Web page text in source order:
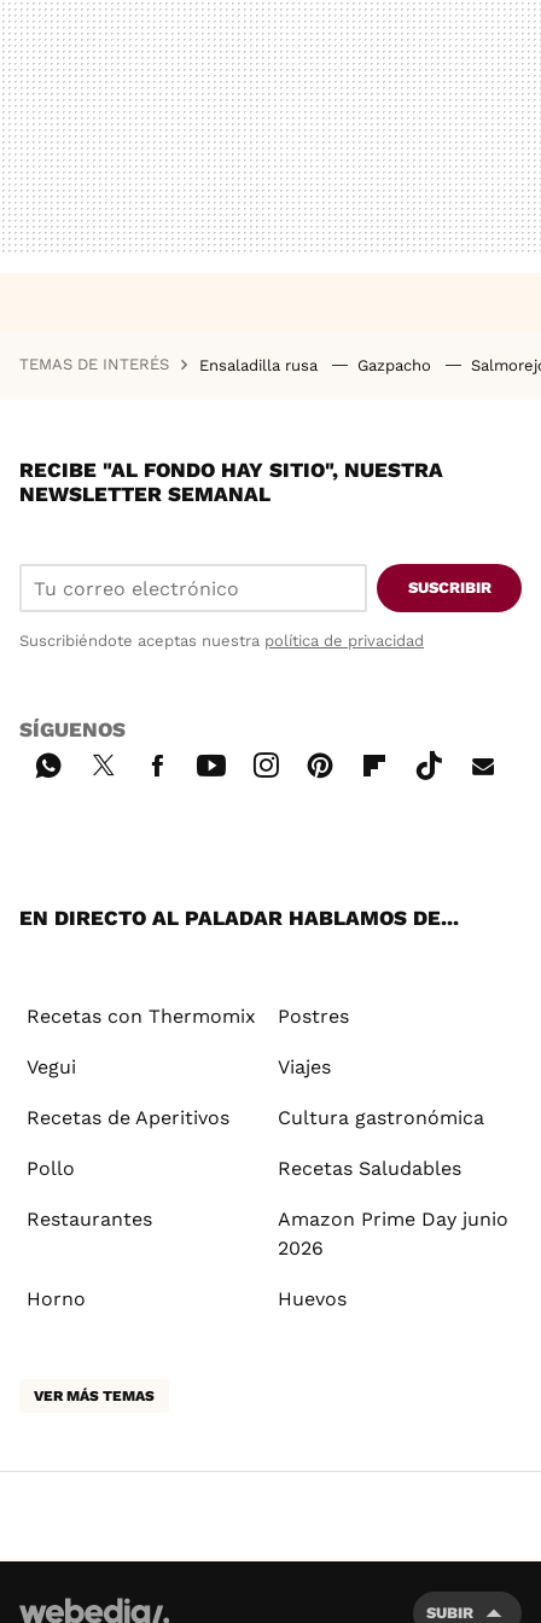
TEMAS DE INTERÉS Ensaladilla rusa Gazpacho
RECIBE "AL FONDO HAY SITIO", NUESTRA
NEWSLETTER SEMANAL
SUSCRIBIR
Suscribiéndote aceptas nuestra política de privacidad
SÍGUENOS
EN DIRECTO AL PALADAR HABLAMOS DE...
Recetas con Thermomix Postres
Vegui Viajes
Recetas de Aperitivos Cultura gastronómica
Pollo Recetas Saludables
Restaurantes
Amazon Prime Day junio
2026
Horno Huevos
VER MÁS TEMAS
SUBIR